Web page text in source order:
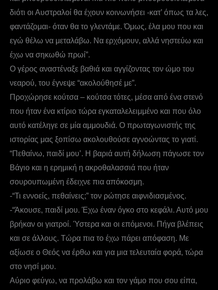
διότι οι Αυστραλοί θα έχουν κοινωνήσει -κατ’ όπως τα λες,
φαντάζομαι- όταν θα το γλεντάμε. Όμως, έλα μου που και
εγώ θέλω να μεταλάβω. Να ερχόμουν, αλλά νηστεύω και
έχω να σηκωθώ πρωί”.
Ο γέρος αναστέναξε βαθιά και αγγίζοντας τον ώμο του
νεαρού, του έγνεψε “ακολούθησέ με”.
Προχώρησε κούτσα – κούτσα τότες, μέσα από ένα στενό
που ήταν ένα κτίριο τώρα εγκαταλελειμμένο και που όλο
αυτό κατέληγε σε μία αμμουδιά. Ο πρωταγωνιστής της
ιστορίας μας ξοπίσω ακολουθούσε αγνοώντας το γιατί.
“Πεθαίνω, παιδί μου’. Η βαριά αυτή δήλωση πάγωσε τον
Βάγιο και η ερημική η ακροθαλασσιά που ήταν
σουρουπωμένη έδειχνε πια απόκοσμη.
-“Τι εννοείς, πεθαίνεις;” τον ρώτησε αιφνιδιασμένος.
-“Άκουσε, παιδί μου. Έχω έναν όγκο στο κεφάλι. Αυτό μου
βρήκαν οι γιατροί. Ύστερα και οι επόμενοι. Πήγα βλέπεις
και σε άλλους. Τώρα πια το έχω πάρει απόφαση. Με
αξίωσε ο Θεός να έρθω και για μια τελευταία φορά, τώρα
στο νησί μου.
Αύριο φεύγω, να προλάβω και τον γάμο που σου είπα,